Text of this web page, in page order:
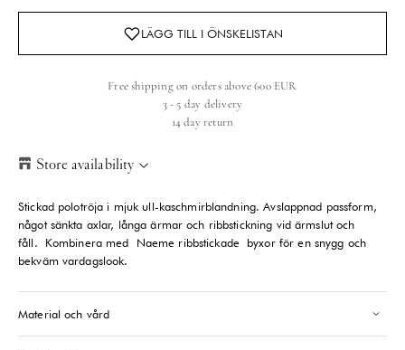
Free shipping on orders above 600 EUR
3 - 5 day delivery
14 day return
Store availability
Helsinki Store -
Sold out
Kasarmikatu 46-48 Helsinki, 00130
+358409051602
+33143546007
Stickad polotröja i mjuk ull-kaschmirblandning. Avslappnad passform,
något sänkta axlar, långa ärmar och ribbstickning vid ärmslut och
fåll. Kombinera med Naeme ribbstickade byxor för en snygg och
bekväm vardagslook.
Material och vård